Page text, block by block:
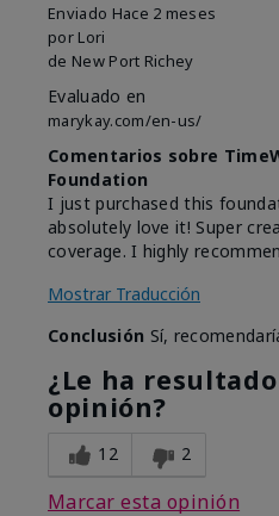
Enviado Hace 2 meses
por Lori
de New Port Richey
Evaluado en
marykay.com/en-us/
Comentarios sobre
Foundation
I just purchased this
absolutely love it! Super
coverage. I highly
Mostrar Traducción
Conclusión Sí,
¿Le ha
opinión?
12 2
Marcar esta opinión